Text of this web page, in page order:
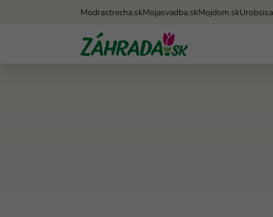
Modrastrecha.skMojasvadba.skMojdom.sk